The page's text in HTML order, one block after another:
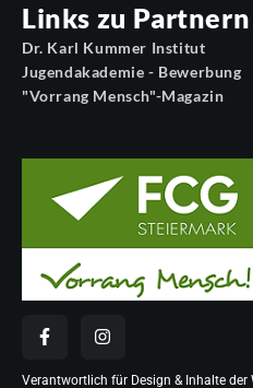
Links zu Partnern
Dr. Karl Kummer Institut
Jugendakademie - Bewerbung
"Vorrang Mensch"-Magazin
Verantwortlich für Design & Inhalte der